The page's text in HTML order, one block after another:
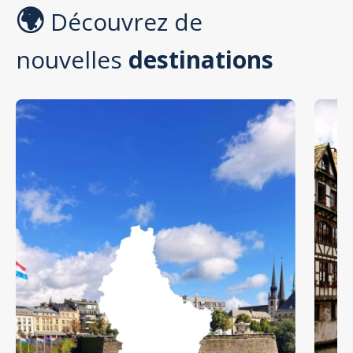
🌍 Découvrez de
nouvelles destinations